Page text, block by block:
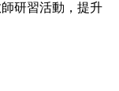
研習活動，提升